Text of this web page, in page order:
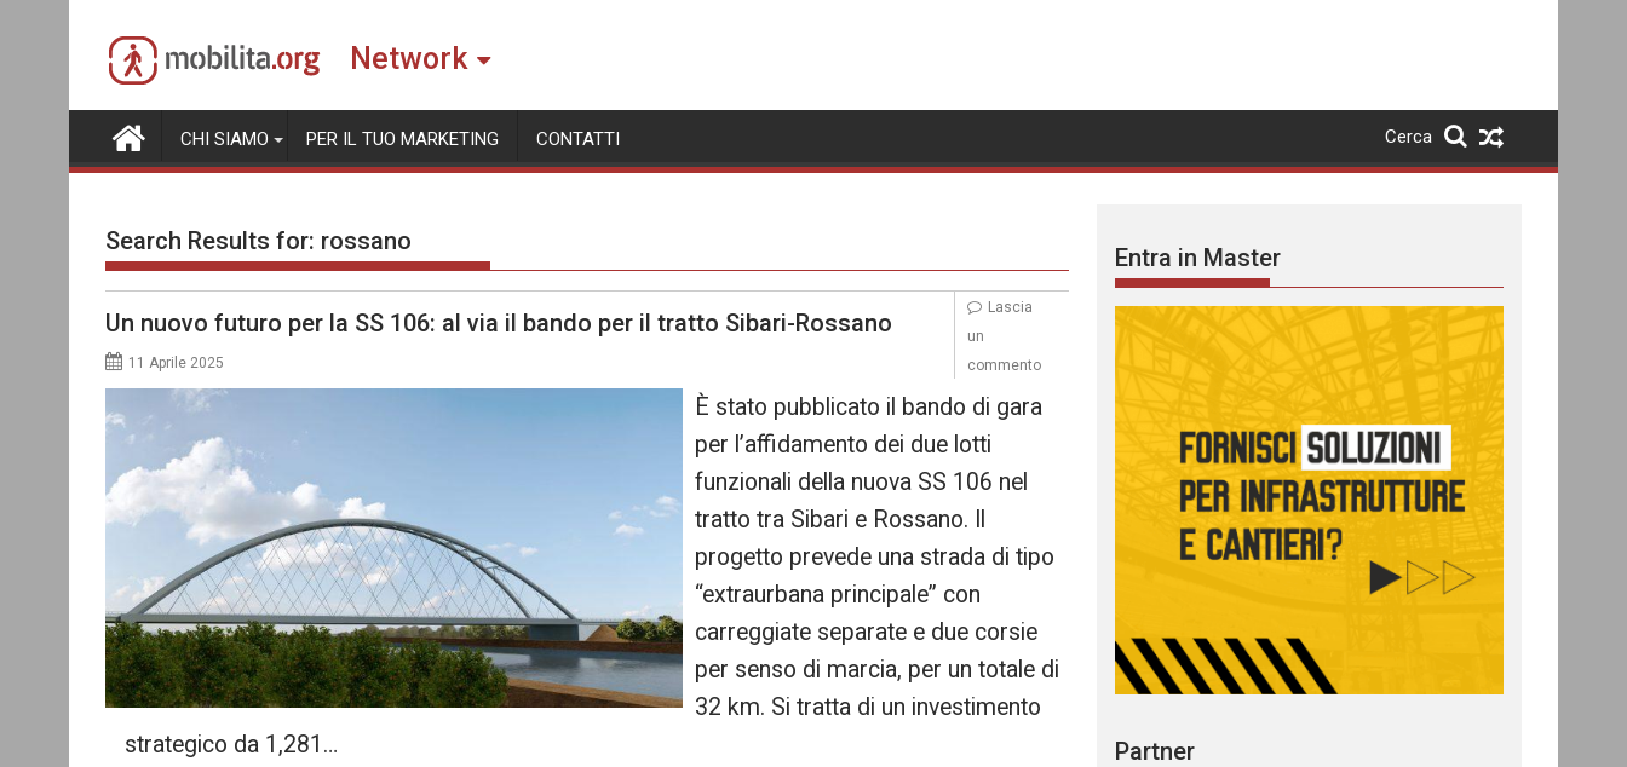
content
Network
CHI SIAMO PER IL TUO MARKETING CONTATTI Cerca
Search Results for: rossano
Un nuovo futuro per la SS 106: al via il bando per il tratto Sibari-Rossano
11 Aprile 2025
È stato pubblicato il bando di gara
per l’affidamento dei due lotti
funzionali della nuova SS 106 nel
tratto tra Sibari e Rossano. Il
progetto prevede una strada di tipo
“extraurbana principale” con
carreggiate separate e due corsie
per senso di marcia, per un totale di
32 km. Si tratta di un investimento
strategico da 1,281…
Lascia
un
commento
Entra in Master
Partner